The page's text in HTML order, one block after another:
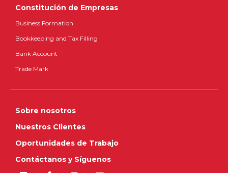
Constitución de Empresas
Business Formation
Bookkeeping and Tax Filling
Bank Account
Trade Mark
Sobre nosotros
Nuestros Clientes
Oportunidades de Trabajo
Contáctanos y Síguenos